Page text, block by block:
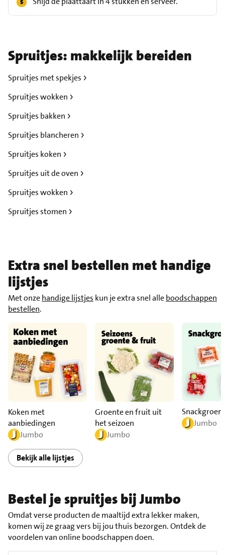
Spruitjes: makkelijk bereiden
Spruitjes met spekjes
Spruitjes wokken
Spruitjes bakken
Spruitjes blancheren
Spruitjes koken
Spruitjes uit de oven
Spruitjes wokken
Spruitjes stomen
Extra snel bestellen met handige
lijstjes
Met onzehandige lijstjes kun je extra snel alleboodschappen
bestellen.
Koken met
aanbiedingen
Jumbo
Groente en fruit uit
het seizoen
Jumbo
Jumbo
Bekijk alle lijstjes
Bestel je spruitjes bij Jumbo
Omdat verse producten de maaltijd extra lekker maken,
komen wij ze graag vers bij jou thuis bezorgen. Ontdek de
voordelen van online boodschappen doen.